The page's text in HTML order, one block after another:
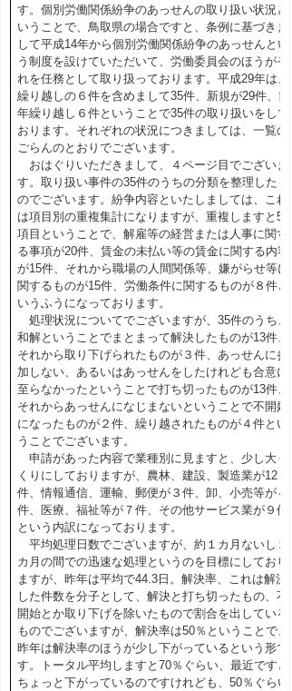
す。個別労働関係紛争のあっせんの取り扱い状況と
いうことで、鳥取県の場合ですと、条例に基づきま
して平成14年から個別労働関係紛争のあっせんとい
う制度を設けていただいて、労働委員会のほうがそ
れを任務として取り扱っております。平成29年は、
繰り越しの６件を含めまして35件、新規が29件、前
年繰り越し６件ということで35件の取り扱いをして
おります。それぞれの状況につきましては、一覧の
ごらんのとおりでございます。
おはぐりいただきまして、４ページ目でございま
す。取り扱い事件の35件のうちの分類を整理したも
のでございます。紛争内容といたしましては、これ
は項目別の重複集計になりますが、重複しますと58
項目ということで、解雇等の経営または人事に関す
る事項が20件、賃金の未払い等の賃金に関する内容
が15件、それから職場の人間関係等、嫌がらせ等に
関するものが15件、労働条件に関するものが８件と
いうふうになっております。
処理状況についてでございますが、35件のうち、
和解ということでまとまって解決したものが13件、
それから取り下げられたものが３件、あっせんに参
加しない、あるいはあっせんをしたけれども合意に
至らなかったということで打ち切ったものが13件、
それからあっせんになじまないということで不開始
になったものが２件、繰り越されたものが４件とい
うことでございます。
申請があった内容で業種別に見ますと、少し大く
くりにしておりますが、農林、建設、製造業が12
件、情報通信、運輸、郵便が３件、卸、小売等が４
件、医療、福祉等が７件、その他サービス業が９件
という内訳になっております。
平均処理日数でございますが、約１カ月ないし２
カ月の間での迅速な処理というのを目標にしており
ますが、昨年は平均で44.3日。解決率、これは解決
した件数を分子として、解決と打ち切ったもの、不
開始とか取り下げを除いたもので割合を出している
ものでございますが、解決率は50％ということで、
昨年は解決率のほうが少し下がっているという形で
す。トータル平均しますと70％ぐらい、最近ですと
ちょっと下がっているのですけれども、50％ぐらい